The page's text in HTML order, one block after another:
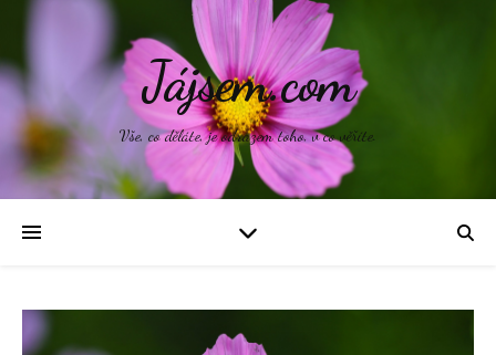
Jájsem.com
Vše, co děláte, je odrazem toho, v co věříte.